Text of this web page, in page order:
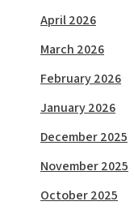
April 2026
March 2026
February 2026
January 2026
December 2025
November 2025
October 2025